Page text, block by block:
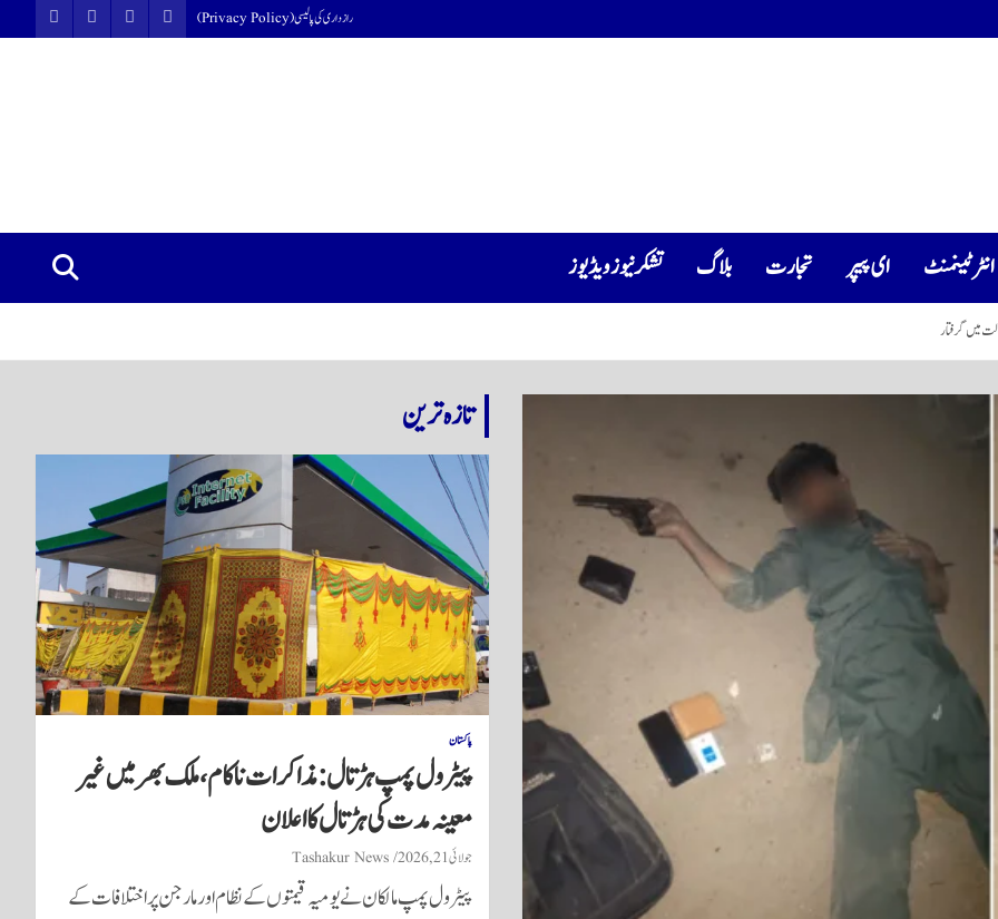
رازداری کی پالیسی (Privacy Policy)
انٹرٹینمنٹ ای پیپر تجارت بلاگ تشکرنیوز ویڈیوز
تازہ ترین
پاکستان
پیٹرول پمپ ہڑتال: مذاکرات ناکام، ملک بھر میں غیر
معینہ مدت کی ہڑتال کا اعلان
جولائی 21, 2026 Tashakur News
پیٹرول پمپ مالکان نے یومیہ قیمتوں کے نظام اور مارجن پر اختلافات کے